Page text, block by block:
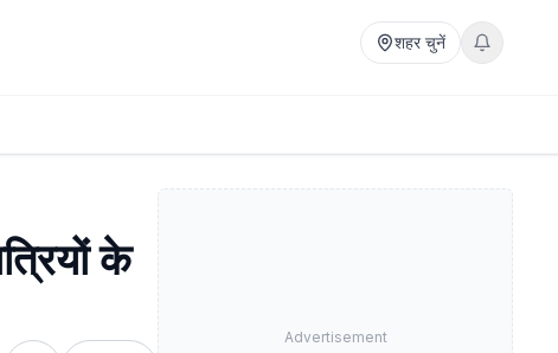
शहर चुनें
के
Advertisement